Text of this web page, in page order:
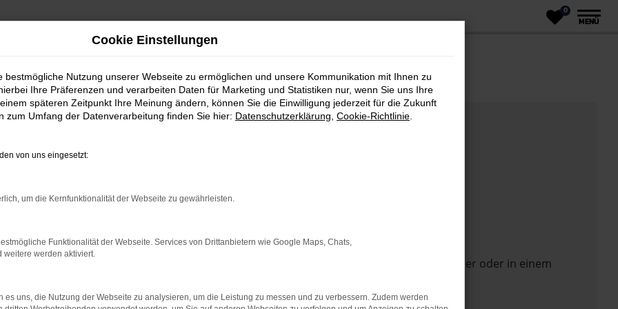
0
MENÜ
das Laden bestimmter Seiten verhindern. Funktioniert die Seite in einem anderen Browser oder in einem
Cookie Einstellungen
bestmögliche Nutzung unserer Webseite zu ermöglichen und unsere Kommunikation mit Ihnen zu
Ihre Präferenzen und verarbeiten Daten für Marketing und Statistiken nur, wenn Sie uns Ihre
späteren Zeitpunkt Ihre Meinung ändern, können Sie die Einwilligung jederzeit für die Zukunft
zum Umfang der Datenverarbeitung finden Sie hier: Datenschutzerklärung Cookie-Richtlinie
von uns eingesetzt:
um die Kernfunktionalität der Webseite zu gewährleisten.
Funktionalität der Webseite. Services von Drittanbietern wie Google Maps, Chats,
weitere werden aktiviert.
es uns, die Nutzung der Webseite zu analysieren, um die Leistung zu messen und zu verbessern. Zudem werden